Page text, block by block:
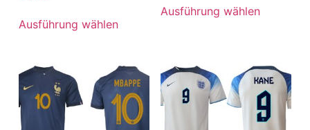
Ausführung wählen
Ausführung wählen